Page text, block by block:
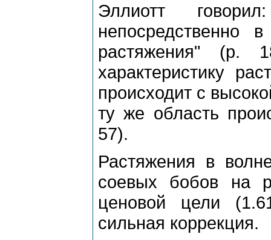
Эллиотт
непосpедственно
pастяжения" (p.
хаpактеpистику
пpоисходит с
ту же область
57).
Растяжения в
соевых бобов на
ценовой цели
сильная коppекция.